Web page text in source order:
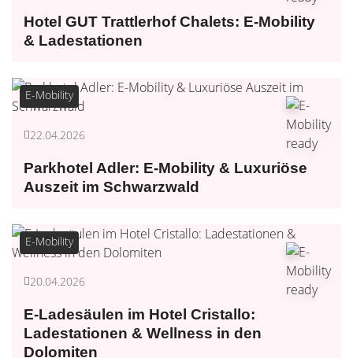
Hotel GUT Trattlerhof Chalets: E-Mobility
& Ladestationen
E-Mobility
22.04.2026
Parkhotel Adler: E-Mobility & Luxuriöse
Auszeit im Schwarzwald
E-Mobility
20.04.2026
E-Ladesäulen im Hotel Cristallo:
Ladestationen & Wellness in den
Dolomiten